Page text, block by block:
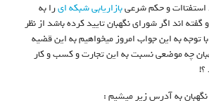
استفتاات و حکم شرعیبازاریابی شبکه ایرا به
اند اگر شورای نگهبان تایید کرده باشد از نظر
توجه به این جواب امروز میخواهیم به این قضیه
چه موضعی نسبت به این تجارت و کسب و کار
؟!
به آدرس زیر میشیم :